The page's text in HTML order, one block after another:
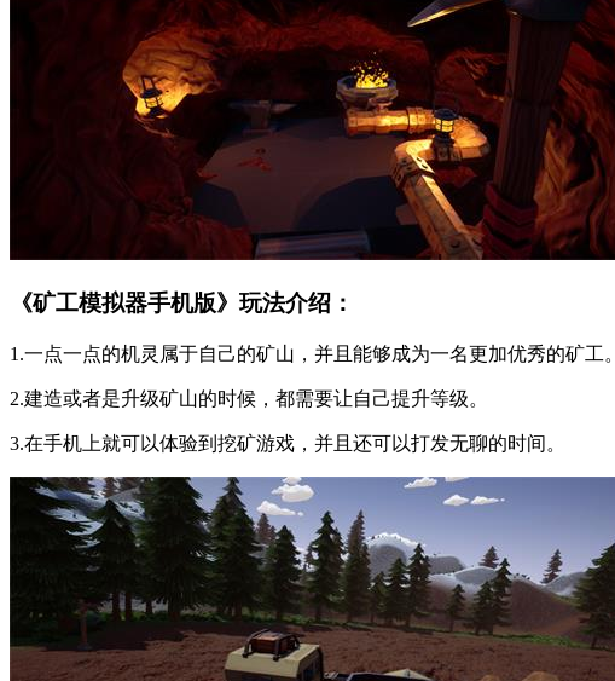
《矿工模拟器手机版》玩法介绍：
1.一点一点的机灵属于自己的矿山，并且能够成为一名更加优秀的矿工。
2.建造或者是升级矿山的时候，都需要让自己提升等级。
3.在手机上就可以体验到挖矿游戏，并且还可以打发无聊的时间。